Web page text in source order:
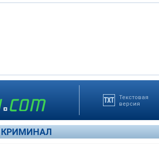
Текстовая
версия
КРИМИНАЛ
В Германии "черная вдова" убивала
объявлениям: 4 жертвы
ZDF